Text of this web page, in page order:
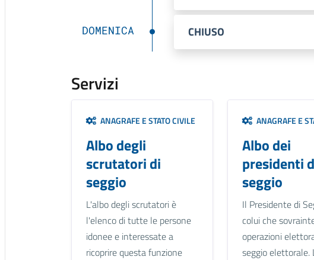
DOMENICA CHIUSO
Servizi
ANAGRAFE E STATO CIVILE
Albo degli
scrutatori di
seggio
L'albo degli scrutatori è
l'elenco di tutte le persone
idonee e interessate a
ricoprire questa funzione
ANAGRAFE E
Albo dei
presidenti
seggio
Il Presidente di
colui che
operazioni
seggio elettorale.